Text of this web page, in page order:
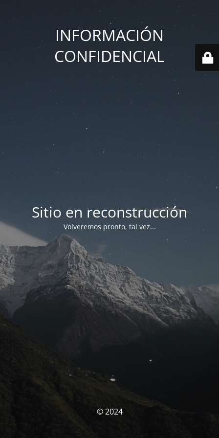
INFORMACIÓN
CONFIDENCIAL
Sitio en reconstrucción
Volveremos pronto, tal vez...
© 2024